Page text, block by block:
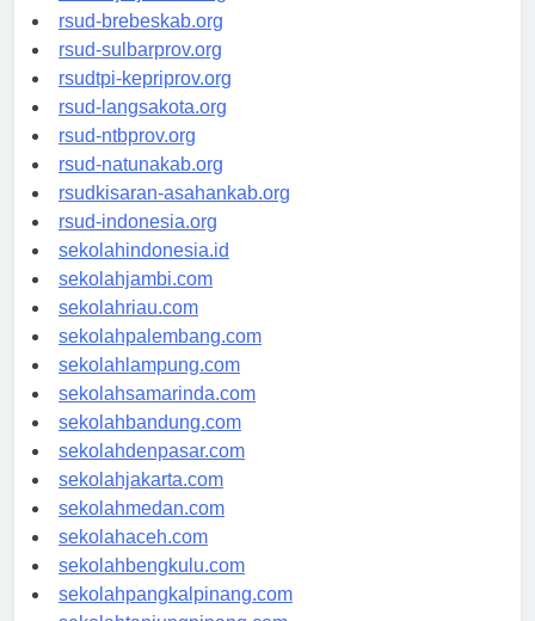
rsudkoja-jakarta.org
rsud-brebeskab.org
rsud-sulbarprov.org
rsudtpi-kepriprov.org
rsud-langsakota.org
rsud-ntbprov.org
rsud-natunakab.org
rsudkisaran-asahankab.org
rsud-indonesia.org
sekolahindonesia.id
sekolahjambi.com
sekolahriau.com
sekolahpalembang.com
sekolahlampung.com
sekolahsamarinda.com
sekolahbandung.com
sekolahdenpasar.com
sekolahjakarta.com
sekolahmedan.com
sekolahaceh.com
sekolahbengkulu.com
sekolahpangkalpinang.com